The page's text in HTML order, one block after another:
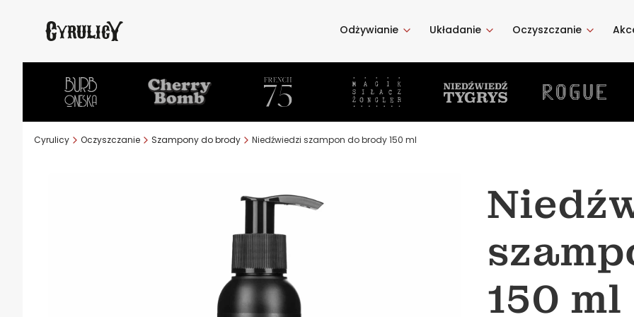
Odżywianie Układanie Oczyszczanie
Cyrulicy Oczyszczanie Szampony do brody Niedźwiedzi szampon do brody 150 ml
150 ml